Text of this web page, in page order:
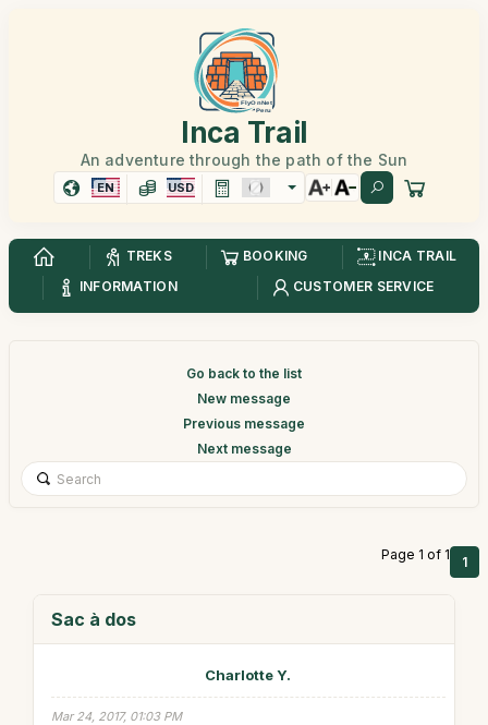
Inca Trail
An adventure through the path of the Sun
EN USD
TREKS BOOKING
INCA TRAIL
INFORMATION
CUSTOMER SERVICE
Go back to the list
New message
Previous message
Next message
Page 1 of 1 1
Sac à dos
Charlotte Y.
Mar 24, 2017, 01:03 PM